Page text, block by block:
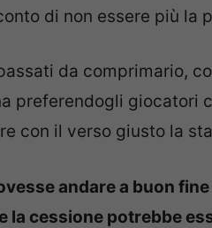
di non essere più la
da comprimario,
preferendogli giocatori
con il verso giusto la
andare a buon
la cessione potrebbe